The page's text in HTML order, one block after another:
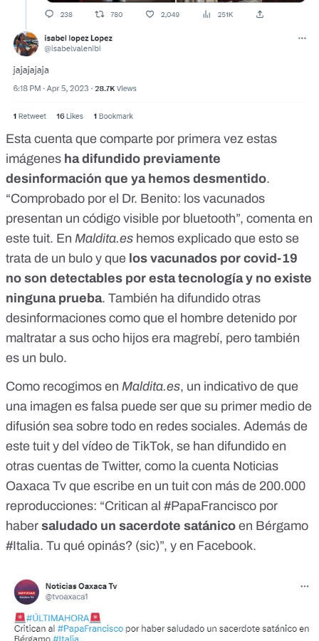
Esta cuenta que comparte por primera vez estas
imágenes ha difundido previamente
desinformación que ya hemos desmentido.
“Comprobado por el Dr. Benito: los vacunados
presentan un código visible por bluetooth”, comenta en
este tuit. En Maldita.es hemos explicado que esto se
trata de un bulo y que los vacunados por covid-19
no son detectables por esta tecnología y no existe
ninguna prueba. También ha difundido otras
desinformaciones como que el hombre detenido por
maltratar a sus ocho hijos era magrebí, pero también
es un bulo.
Como recogimos en Maldita.es, un indicativo de que
una imagen es falsa puede ser que su primer medio de
difusión sea sobre todo en redes sociales. Además de
este tuit y del vídeo de TikTok, se han difundido en
otras cuentas de Twitter, como la cuenta Noticias
Oaxaca Tv que escribe en un tuit con más de 200.000
reproducciones: “Critican al #PapaFrancisco por
haber saludado un sacerdote satánico en Bérgamo
#Italia. Tu qué opinás? (sic)”, y en Facebook.